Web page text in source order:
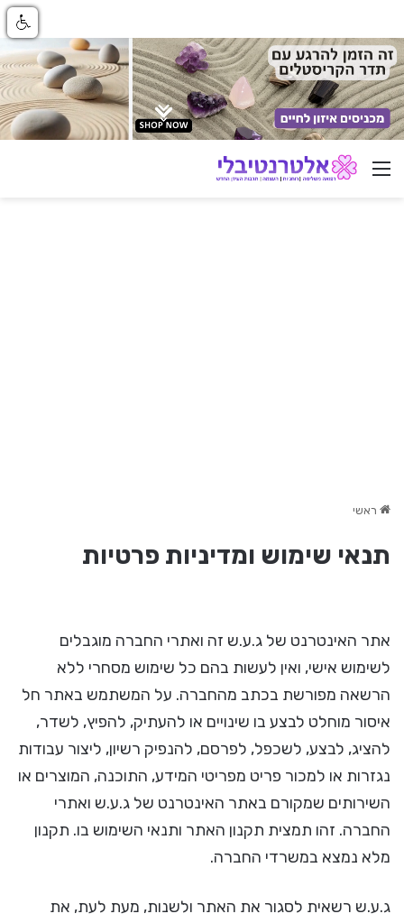
ניווט באתר
ראשי
תנאי שימוש ומדיניות פרטיות
אתר האינטרנט של ג.ע.ש זה ואתרי החברה מוגבלים
לשימוש אישי, ואין לעשות בהם כל שימוש מסחרי ללא
הרשאה מפורשת בכתב מהחברה. על המשתמש באתר חל
איסור מוחלט לבצע בו שינויים או להעתיק, להפיץ, לשדר,
להציג, לבצע, לשכפל, לפרסם, להנפיק רשיון, ליצור עבודות
נגזרות או למכור פריט מפריטי המידע, התוכנה, המוצרים או
השירותים שמקורם באתר האינטרנט של ג.ע.ש ואתרי
החברה. זהו תמצית תקנון האתר ותנאי השימוש בו. תקנון
מלא נמצא במשרדי החברה.
ג.ע.ש רשאית לסגור את האתר ולשנות, מעת לעת, את